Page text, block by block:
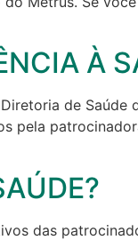
À
de Saúde
pela
das